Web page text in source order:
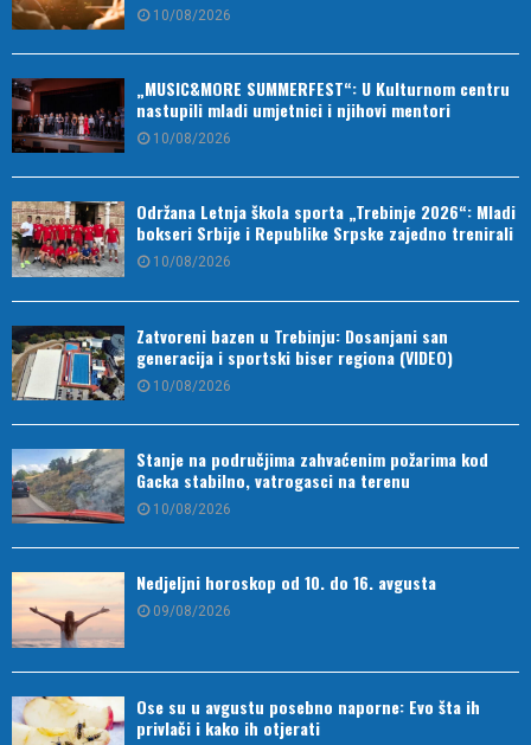
10/08/2026
„MUSIC&MORE SUMMERFEST“: U Kulturnom centru
nastupili mladi umjetnici i njihovi mentori
10/08/2026
Održana Letnja škola sporta „Trebinje 2026“: Mladi
bokseri Srbije i Republike Srpske zajedno trenirali
10/08/2026
Zatvoreni bazen u Trebinju: Dosanjani san
generacija i sportski biser regiona (VIDEO)
10/08/2026
Stanje na područjima zahvaćenim požarima kod
Gacka stabilno, vatrogasci na terenu
10/08/2026
Nedjeljni horoskop od 10. do 16. avgusta
09/08/2026
Ose su u avgustu posebno naporne: Evo šta ih
privlači i kako ih otjerati